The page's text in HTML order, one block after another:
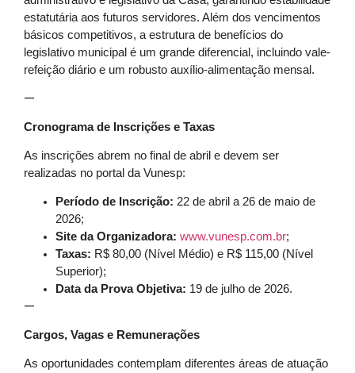
estatutária aos futuros servidores. Além dos vencimentos
básicos competitivos, a estrutura de benefícios do
legislativo municipal é um grande diferencial, incluindo vale-
refeição diário e um robusto auxílio-alimentação mensal.
—
Cronograma de Inscrições e Taxas
As inscrições abrem no final de abril e devem ser
realizadas no portal da Vunesp:
Período de Inscrição: 22 de abril a 26 de maio de
2026;
Site da Organizadora: www.vunesp.com.br;
Taxas: R$ 80,00 (Nível Médio) e R$ 115,00 (Nível
Superior);
Data da Prova Objetiva: 19 de julho de 2026.
—
Cargos, Vagas e Remunerações
As oportunidades contemplam diferentes áreas de atuação